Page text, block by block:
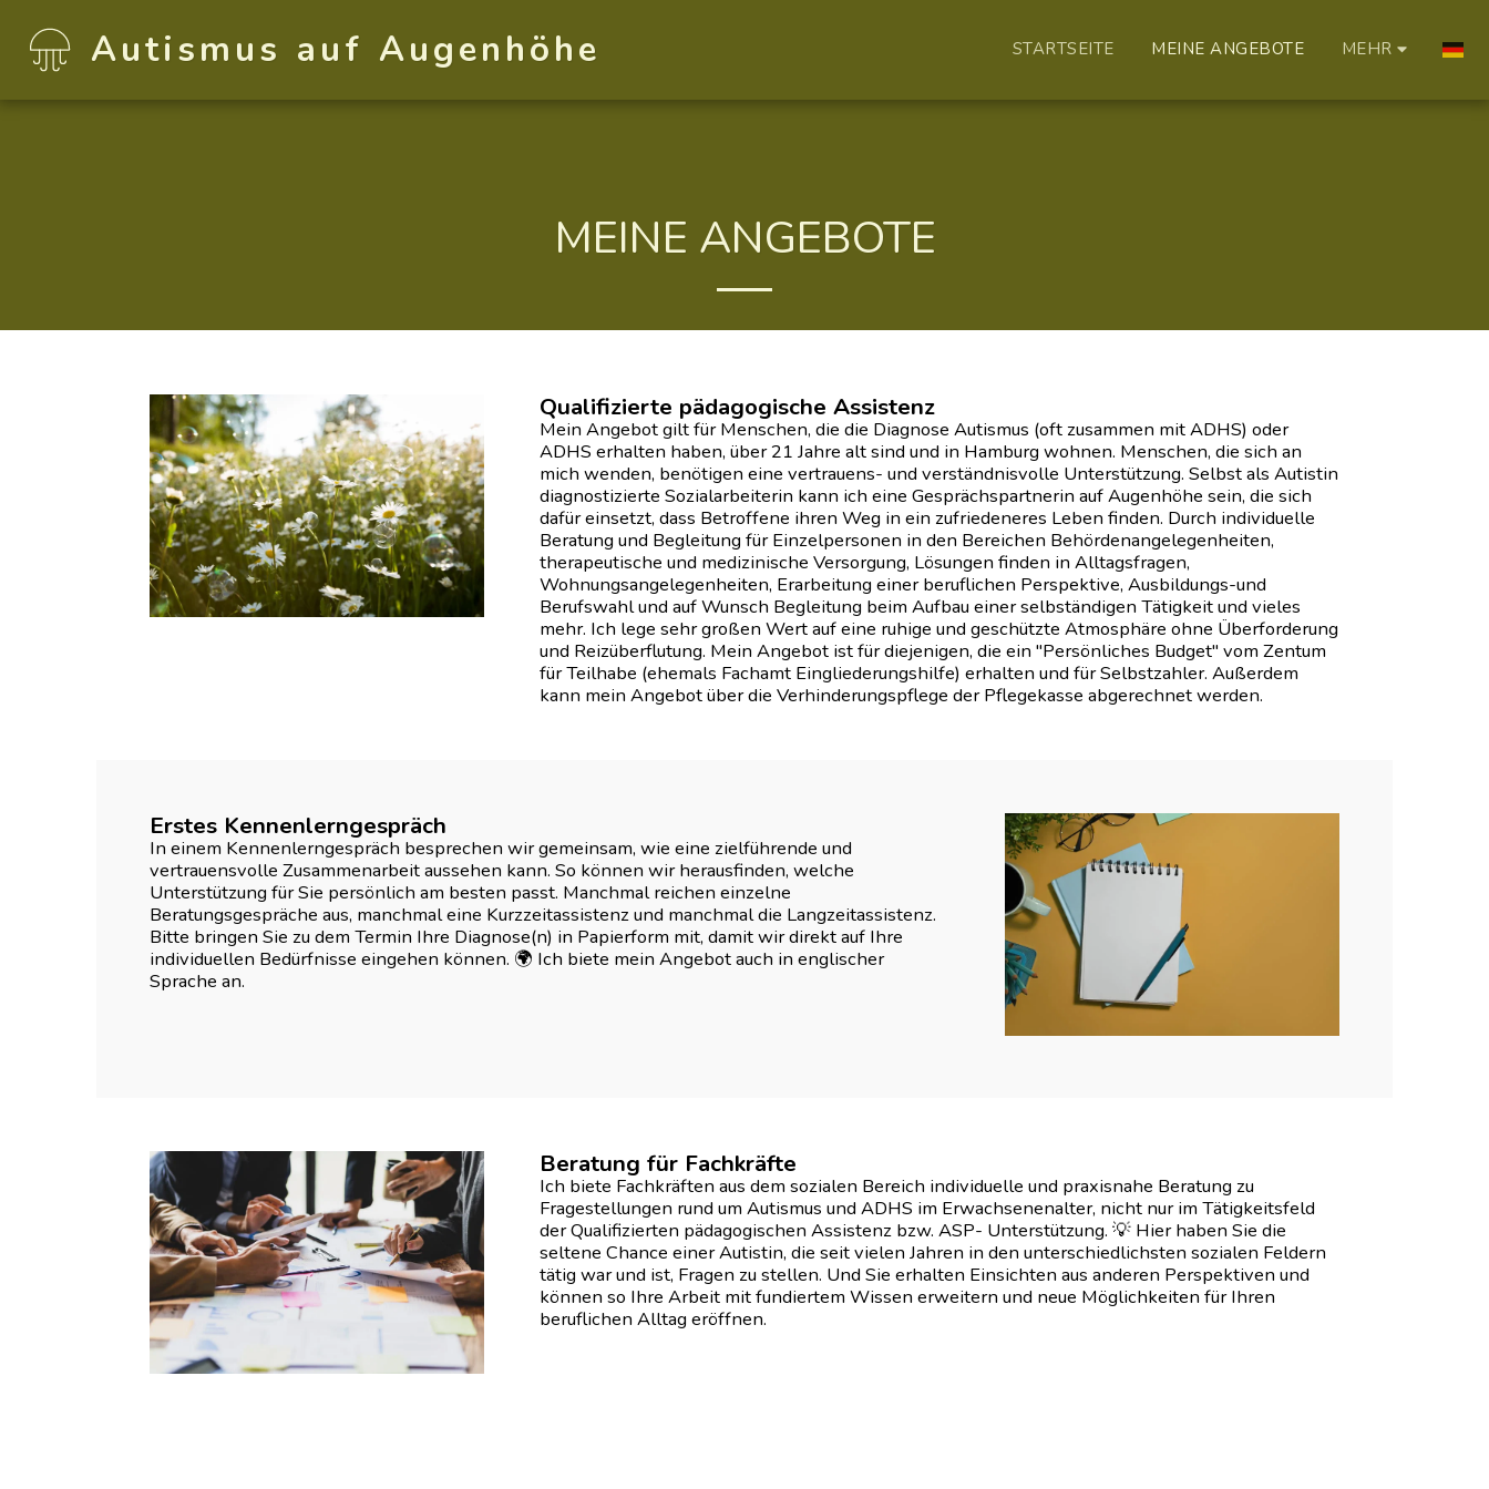
Autismus auf Augenhöhe STARTSEITE MEINE ANGEBOTE MEHR
MEINE ANGEBOTE
Qualifizierte pädagogische Assistenz
Mein Angebot gilt für Menschen, die die Diagnose Autismus (oft zusammen mit ADHS) oder
ADHS erhalten haben, über 21 Jahre alt sind und in Hamburg wohnen. Menschen, die sich an
mich wenden, benötigen eine vertrauens- und verständnisvolle Unterstützung. Selbst als Autistin
diagnostizierte Sozialarbeiterin kann ich eine Gesprächspartnerin auf Augenhöhe sein, die sich
dafür einsetzt, dass Betroffene ihren Weg in ein zufriedeneres Leben finden. Durch individuelle
Beratung und Begleitung für Einzelpersonen in den Bereichen Behördenangelegenheiten,
therapeutische und medizinische Versorgung, Lösungen finden in Alltagsfragen,
Wohnungsangelegenheiten, Erarbeitung einer beruflichen Perspektive, Ausbildungs-und
Berufswahl und auf Wunsch Begleitung beim Aufbau einer selbständigen Tätigkeit und vieles
mehr. Ich lege sehr großen Wert auf eine ruhige und geschützte Atmosphäre ohne Überforderung
und Reizüberflutung. Mein Angebot ist für diejenigen, die ein "Persönliches Budget" vom Zentum
für Teilhabe (ehemals Fachamt Eingliederungshilfe) erhalten und für Selbstzahler. Außerdem
kann mein Angebot über die Verhinderungspflege der Pflegekasse abgerechnet werden.
Erstes Kennenlerngespräch
In einem Kennenlerngespräch besprechen wir gemeinsam, wie eine zielführende und
vertrauensvolle Zusammenarbeit aussehen kann. So können wir herausfinden, welche
Unterstützung für Sie persönlich am besten passt. Manchmal reichen einzelne
Beratungsgespräche aus, manchmal eine Kurzzeitassistenz und manchmal die Langzeitassistenz.
Bitte bringen Sie zu dem Termin Ihre Diagnose(n) in Papierform mit, damit wir direkt auf Ihre
individuellen Bedürfnisse eingehen können. 🌍 Ich biete mein Angebot auch in englischer
Sprache an.
Beratung für Fachkräfte
Ich biete Fachkräften aus dem sozialen Bereich individuelle und praxisnahe Beratung zu
Fragestellungen rund um Autismus und ADHS im Erwachsenenalter, nicht nur im Tätigkeitsfeld
der Qualifizierten pädagogischen Assistenz bzw. ASP- Unterstützung. 💡 Hier haben Sie die
seltene Chance einer Autistin, die seit vielen Jahren in den unterschiedlichsten sozialen Feldern
tätig war und ist, Fragen zu stellen. Und Sie erhalten Einsichten aus anderen Perspektiven und
können so Ihre Arbeit mit fundiertem Wissen erweitern und neue Möglichkeiten für Ihren
beruflichen Alltag eröffnen.